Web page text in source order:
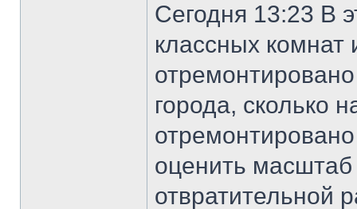
Сегодня 13:23 В
классных комнат
города, сколько
оценить масштаб
отвратительной